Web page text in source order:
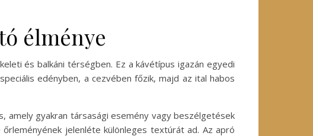
élménye
és balkáni térségben. Ez a kávétípus igazán egyedi
edényben, a cezvében főzik, majd az ital habos
amely gyakran társasági esemény vagy beszélgetések
jelenléte különleges textúrát ad. Az apró